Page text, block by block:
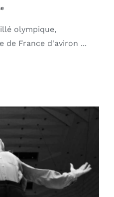
olympique,
de France d'aviron ...